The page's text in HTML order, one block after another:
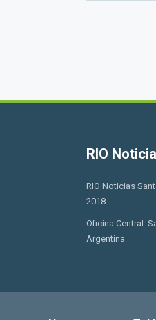
RIO
RIO Noticias
2018.
Oficina Central:
Argentina